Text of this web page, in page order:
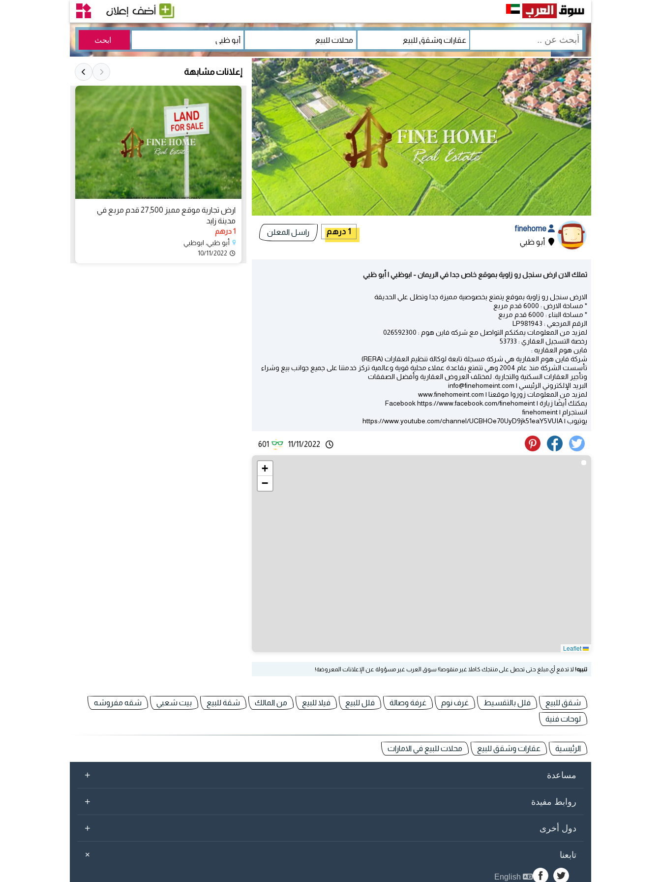
أبو ظبي
1 درهم راسل المعلن
تملك الان ارض سنجل رو زاوية بموقع خاص جدا في الريمان - ابوظبي | أبو ظبي
الارض سنجل رو زاوية بموقع يتمتع بخصوصية مميزة جدا وتطل علي الحديقة
* مساحة الارض : 6000 قدم مربع
* مساحة البناء : 6000 قدم مربع
الرقم المرجعي : LP981943
لمزيد من المعلومات يمكنكم التواصل مع شركه فاين هوم : 026592300
رخصة التسجيل العقاري : 53733
فاين هوم العقاريه :
شركة فاين هوم العقارية هي شركة مسجلة تابعة لوكالة تنظيم العقارات (RERA)
تأسست الشركة منذ عام 2004 وهي تتمتع بقاعدة عملاء محلية قوية وعالمية تركز خدمتنا على جميع جوانب بيع وشراء
وتأجير العقارات السكنية والتجارية. لمختلف العروض العقارية وأفضل الصفقات
البريد الإلكتروني الرئيسي | info@finehomeint.com
لمزيد من المعلومات زوروا موقعنا | www.finehomeint.com
يمكنك أيضًا زيارة | Facebook https://www.facebook.com/finehomeint
انستجرام | finehomeint
يوتيوب | https://www.youtube.com/channel/UCBHOe70UyD9jk51eaY5VUIA
11/11/2022
601
+
−
تنبيه! لا تدفع أي مبلغ حتى تحصل على منتجك كاملا غير منقوصا! سوق العرب غير مسؤولة عن الإعلانات المعروضة!
إعلانات مشابهة
ارض تجارية موقع مميز 27,500 قدم مربع في
مدينة زايد
1 درهم
أبو ظبي، ابوظبي
10/11/2022
شقق للبيع فلل بالتقسيط غرف نوم غرفة وصالة فلل للبيع فيلا للبيع من المالك شقة للبيع بيت شعبي
شقه مفروشه
لوحات فنية
الرئيسية عقارات وشقق للبيع محلات للبيع في الامارات
مساعدة +
روابط مفيدة +
دول أخرى +
تابعنا +